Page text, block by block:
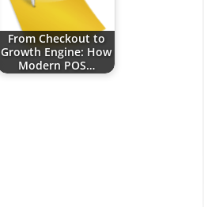
From Checkout to
Growth Engine: How
Modern POS…